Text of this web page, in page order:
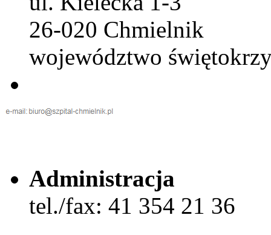
26-020 Chmielnik
województwo
Administracja
tel./fax: 41 354 21 36